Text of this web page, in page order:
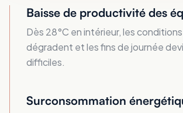
Baisse de productivité des
Dès 28°C en intérieur, les
dégradent et les fins de journée
difficiles.
Surconsommation